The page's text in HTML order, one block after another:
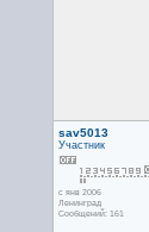
sav5013
Участник
с янв 2006
Ленинград
Сообщений: 161